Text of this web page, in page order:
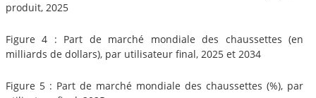
produit, 2025
Figure 4 : Part de marché mondiale des chaussettes (en
milliards de dollars), par utilisateur final, 2025 et 2034
Figure 5 : Part de marché mondiale des chaussettes (%), par